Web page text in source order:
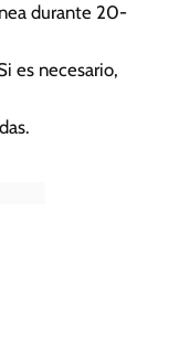
durante 20-
es necesario,